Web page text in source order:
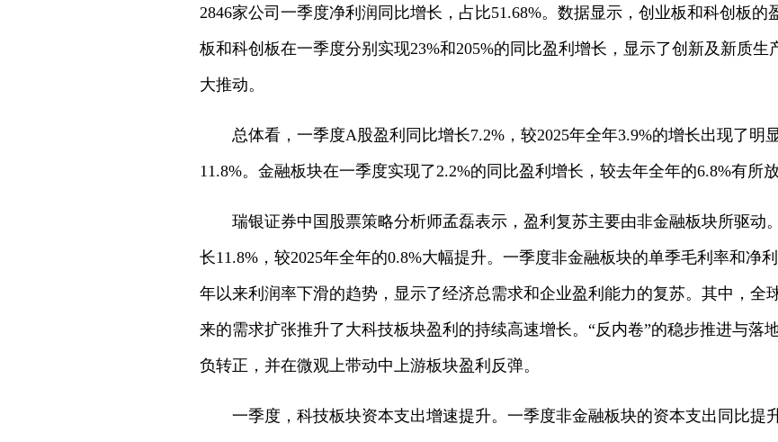
2846家公司一季度净利润同比增长，占比51.68%。数据显示，创业板和科创板
板和科创板在一季度分别实现23%和205%的同比盈利增长，显示了创新及新质
大推动。
总体看，一季度A股盈利同比增长7.2%，较2025年全年3.9%的增长出现了明
11.8%。金融板块在一季度实现了2.2%的同比盈利增长，较去年全年的6.8%有所放
瑞银证券中国股票策略分析师孟磊表示，盈利复苏主要由非金融板块所驱动
长11.8%，较2025年全年的0.8%大幅提升。一季度非金融板块的单季毛利率和净
年以来利润率下滑的趋势，显示了经济总需求和企业盈利能力的复苏。其中，全
来的需求扩张推升了大科技板块盈利的持续高速增长。“反内卷”的稳步推进与落
负转正，并在微观上带动中上游板块盈利反弹。
一季度，科技板块资本支出增速提升。一季度非金融板块的资本支出同比提